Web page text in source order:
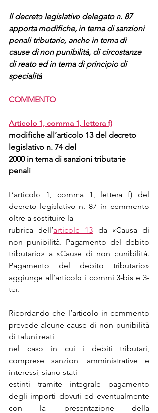
Il decreto legislativo delegato n. 87
apporta modifiche, in tema di sanzioni
penali tributarie, anche in tema di
cause di non punibilità, di circostanze
di reato ed in tema di principio di
specialità
COMMENTO
Articolo 1, comma 1, lettera f) –
modifiche all’articolo 13 del decreto
legislativo n. 74 del
2000 in tema di sanzioni tributarie
penali
L’articolo 1, comma 1, lettera f) del
decreto legislativo n. 87 in commento
oltre a sostituire la
rubrica dell’articolo 13 da «Causa di
non punibilità. Pagamento del debito
tributario» a «Cause di non punibilità.
Pagamento del debito tributario»
aggiunge all’articolo i commi 3-bis e 3-
ter.
Ricordando che l’articolo in commento
prevede alcune cause di non punibilità
di taluni reati
nel caso in cui i debiti tributari,
comprese sanzioni amministrative e
interessi, siano stati
estinti tramite integrale pagamento
degli importi dovuti ed eventualmente
con la presentazione della